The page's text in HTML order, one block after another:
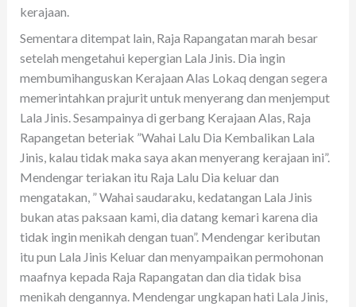
kerajaan.
Sementara ditempat lain, Raja Rapangatan marah besar
setelah mengetahui kepergian Lala Jinis. Dia ingin
membumihanguskan Kerajaan Alas Lokaq dengan segera
memerintahkan prajurit untuk menyerang dan menjemput
Lala Jinis. Sesampainya di gerbang Kerajaan Alas, Raja
Rapangetan beteriak ”Wahai Lalu Dia Kembalikan Lala
Jinis, kalau tidak maka saya akan menyerang kerajaan ini”.
Mendengar teriakan itu Raja Lalu Dia keluar dan
mengatakan, ” Wahai saudaraku, kedatangan Lala Jinis
bukan atas paksaan kami, dia datang kemari karena dia
tidak ingin menikah dengan tuan”. Mendengar keributan
itu pun Lala Jinis Keluar dan menyampaikan permohonan
maafnya kepada Raja Rapangatan dan dia tidak bisa
menikah dengannya. Mendengar ungkapan hati Lala Jinis,